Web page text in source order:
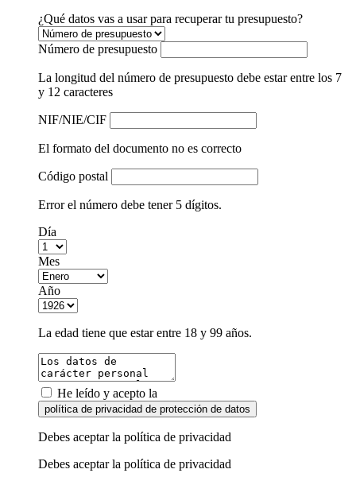
¿Qué datos vas a usar para recuperar tu presupuesto?
Número de presupuesto
La longitud del número de presupuesto debe estar entre los 7
y 12 caracteres
NIF/NIE/CIF
El formato del documento no es correcto
Código postal
Error el número debe tener 5 dígitos.
Día
Mes
Año
La edad tiene que estar entre 18 y 99 años.
He leído y acepto la
política de privacidad de protección de datos
Debes aceptar la política de privacidad
Debes aceptar la política de privacidad